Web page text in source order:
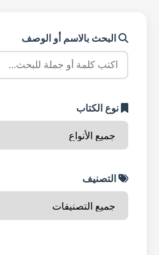
البحث بالاسم أو الوصف
نوع الكتاب
التصنيف